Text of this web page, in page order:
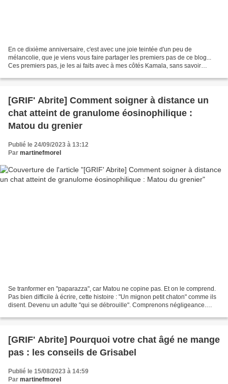
En ce dixième anniversaire, c'est avec une joie teintée d'un peu de
mélancolie, que je viens vous faire partager les premiers pas de ce blog...
Ces premiers pas, je les ai faits avec à mes côtés Kamala, sans savoir
[GRIF' Abrite] Comment soigner à distance un
chat atteint de granulome éosinophilique :
Matou du grenier
Publié le 24/09/2023 à 13:12
Par martinefmorel
Se tranformer en "paparazza", car Matou ne copine pas. Et on le comprend.
Pas bien difficile à écrire, cette histoire : "Un mignon petit chaton" comme ils
disent. Devenu un adulte "qui se débrouille". Comprenons négligeance.
[GRIF' Abrite] Pourquoi votre chat âgé ne mange
pas : les conseils de Grisabel
Publié le 15/08/2023 à 14:59
Par martinefmorel